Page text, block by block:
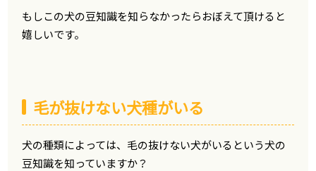
もしこの犬の豆知識を知らなかったらおぼえて頂けると
嬉しいです。
毛が抜けない犬種がいる
犬の種類によっては、毛の抜けない犬がいるという犬の
豆知識を知っていますか？